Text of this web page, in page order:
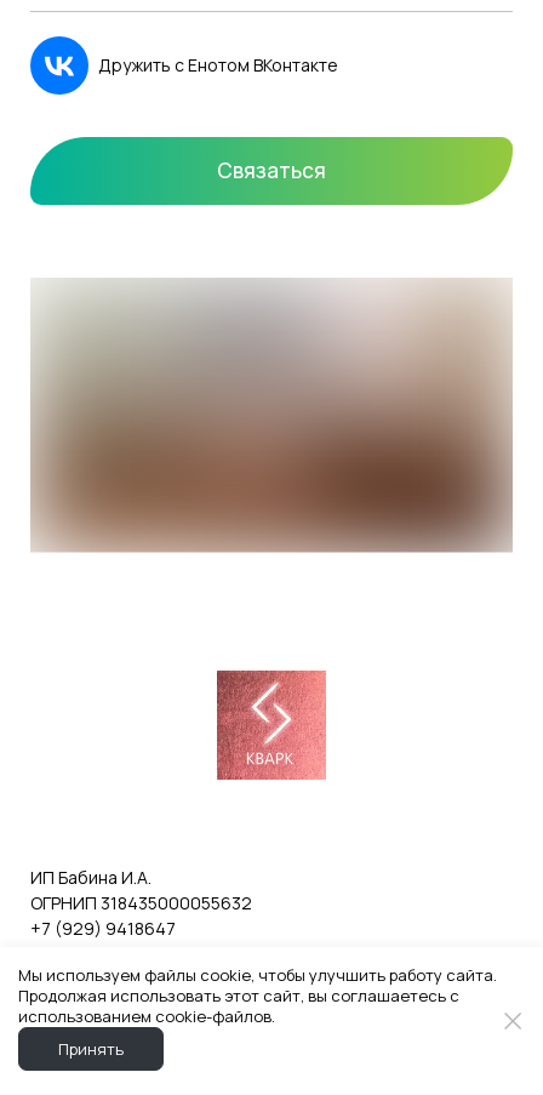
Дружить с Енотом ВКонтакте
Связаться
ИП Бабина И.А.
ОГРНИП 318435000055632
+7 (929) 9418647
Политика конфиденциальности и согласие на обработку
персональных данных
Мы используем файлы cookie, чтобы улучшить работу сайта.
Продолжая использовать этот сайт, вы соглашаетесь с
использованием cookie-файлов.
Принять